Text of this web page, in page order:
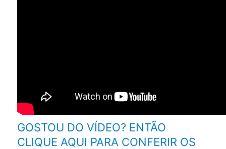
GOSTOU DO VÍDEO? ENTÃO
CLIQUE AQUI PARA CONFERIR OS